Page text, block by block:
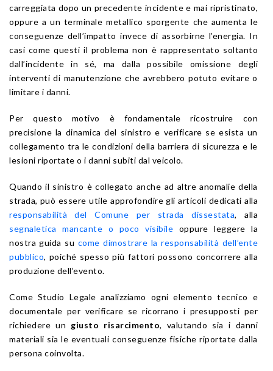
carreggiata dopo un precedente incidente e mai ripristinato,
oppure a un terminale metallico sporgente che aumenta le
conseguenze dell’impatto invece di assorbirne l’energia. In
casi come questi il problema non è rappresentato soltanto
dall’incidente in sé, ma dalla possibile omissione degli
interventi di manutenzione che avrebbero potuto evitare o
limitare i danni.
Per questo motivo è fondamentale ricostruire con
precisione la dinamica del sinistro e verificare se esista un
collegamento tra le condizioni della barriera di sicurezza e le
lesioni riportate o i danni subiti dal veicolo.
Quando il sinistro è collegato anche ad altre anomalie della
strada, può essere utile approfondire gli articoli dedicati alla
responsabilità del Comune per strada dissestata, alla
segnaletica mancante o poco visibile oppure leggere la
nostra guida su come dimostrare la responsabilità dell’ente
pubblico, poiché spesso più fattori possono concorrere alla
produzione dell’evento.
Come Studio Legale analizziamo ogni elemento tecnico e
documentale per verificare se ricorrano i presupposti per
richiedere ungiusto risarcimento, valutando sia i danni
materiali sia le eventuali conseguenze fisiche riportate dalla
persona coinvolta.